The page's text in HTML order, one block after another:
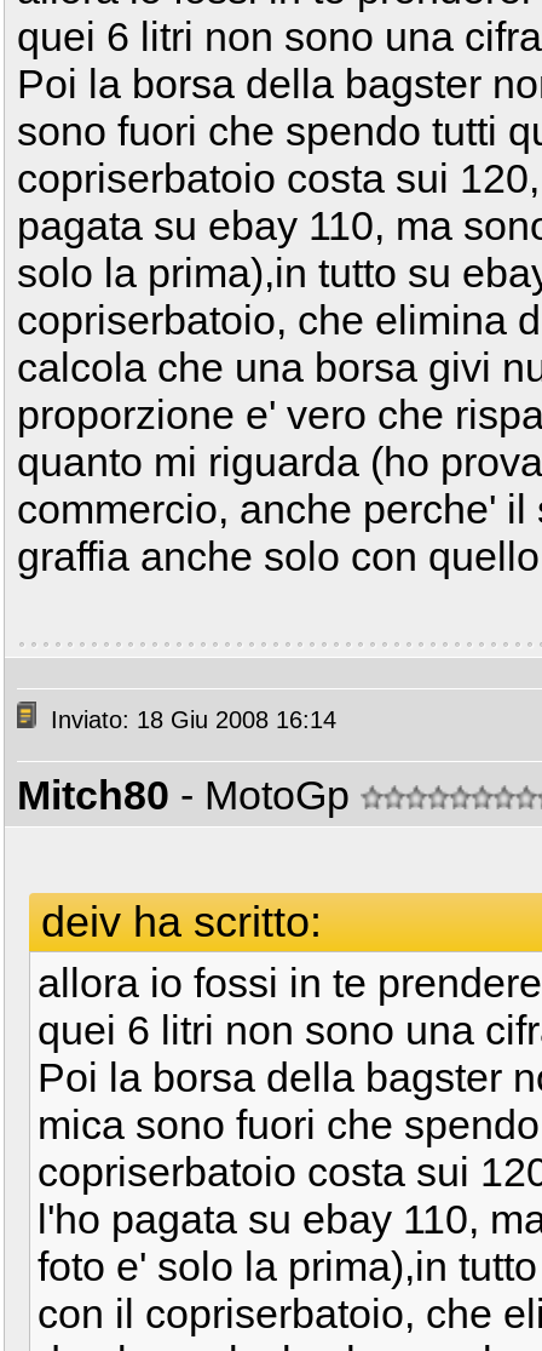
quei 6 litri non sono una
Poi la borsa della bagster
sono fuori che spendo tutti
copriserbatoio costa sui
pagata su ebay 110, ma
solo la prima),in tutto su
copriserbatoio, che elimina
calcola che una borsa givi
proporzione e' vero che
quanto mi riguarda (ho
commercio, anche perche'
graffia anche solo con
Inviato: 18 Giu 2008 16:14
Mitch80 - MotoGp
deiv ha scritto:
allora io fossi in te
quei 6 litri non sono una
Poi la borsa della bagster
mica sono fuori che
copriserbatoio costa sui
l'ho pagata su ebay 110,
foto e' solo la prima),in
con il copriserbatoio, che